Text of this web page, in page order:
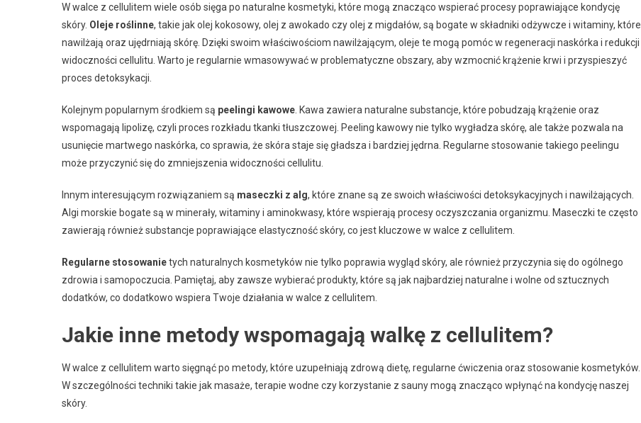
W walce z cellulitem wiele osób sięga po naturalne kosmetyki, które mogą znacząco wspierać procesy poprawiające kondycję
skóry. Oleje roślinne, takie jak olej kokosowy, olej z awokado czy olej z migdałów, są bogate w składniki odżywcze i witaminy, które
nawilżają oraz ujędrniają skórę. Dzięki swoim właściwościom nawilżającym, oleje te mogą pomóc w regeneracji naskórka i redukcji
widoczności cellulitu. Warto je regularnie wmasowywać w problematyczne obszary, aby wzmocnić krążenie krwi i przyspieszyć
proces detoksykacji.
Kolejnym popularnym środkiem są peelingi kawowe . Kawa zawiera naturalne substancje, które pobudzają krążenie oraz
wspomagają lipolizę, czyli proces rozkładu tkanki tłuszczowej. Peeling kawowy nie tylko wygładza skórę, ale także pozwala na
usunięcie martwego naskórka, co sprawia, że skóra staje się gładsza i bardziej jędrna. Regularne stosowanie takiego peelingu
może przyczynić się do zmniejszenia widoczności cellulitu.
Innym interesującym rozwiązaniem są maseczki z alg, które znane są ze swoich właściwości detoksykacyjnych i nawilżających.
Algi morskie bogate są w minerały, witaminy i aminokwasy, które wspierają procesy oczyszczania organizmu. Maseczki te często
zawierają również substancje poprawiające elastyczność skóry, co jest kluczowe w walce z cellulitem.
Regularne stosowanietych naturalnych kosmetyków nie tylko poprawia wygląd skóry, ale również przyczynia się do ogólnego
zdrowia i samopoczucia. Pamiętaj, aby zawsze wybierać produkty, które są jak najbardziej naturalne i wolne od sztucznych
dodatków, co dodatkowo wspiera Twoje działania w walce z cellulitem.
Jakie inne metody wspomagają walkę z cellulitem?
W walce z cellulitem warto sięgnąć po metody, które uzupełniają zdrową dietę, regularne ćwiczenia oraz stosowanie kosmetyków.
W szczególności techniki takie jak masaże, terapie wodne czy korzystanie z sauny mogą znacząco wpłynąć na kondycję naszej
skóry.